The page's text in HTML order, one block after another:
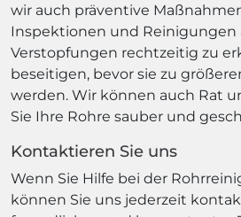
wir auch präventive
Inspektionen und Reinigungen
Verstopfungen rechtzeitig zu
beseitigen, bevor sie zu
werden. Wir können auch Rat
Sie Ihre Rohre sauber und
Kontaktieren Sie uns
Wenn Sie Hilfe bei der
können Sie uns jederzeit